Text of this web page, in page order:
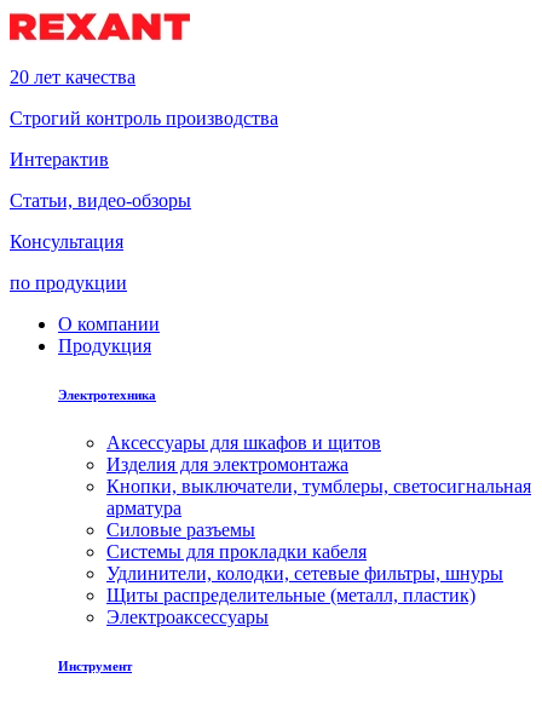
20 лет качества
Строгий контроль производства
Интерактив
Статьи, видео-обзоры
Консультация
по продукции
О компании
Продукция
Электротехника
Аксессуары для шкафов и щитов
Изделия для электромонтажа
Кнопки, выключатели, тумблеры, светосигнальная
арматура
Силовые разъемы
Системы для прокладки кабеля
Удлинители, колодки, сетевые фильтры, шнуры
Щиты распределительные (металл, пластик)
Электроаксессуары
Инструмент